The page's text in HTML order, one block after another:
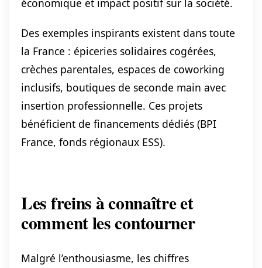
Des exemples inspirants existent dans toute
la France : épiceries solidaires cogérées,
crèches parentales, espaces de coworking
inclusifs, boutiques de seconde main avec
insertion professionnelle. Ces projets
bénéficient de financements dédiés (BPI
France, fonds régionaux ESS).
Les freins à connaître et
comment les contourner
Malgré l’enthousiasme, les chiffres